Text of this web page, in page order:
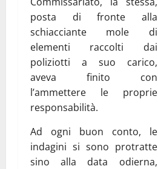
posta di fronte alla
schiacciante mole di
elementi raccolti dai
poliziotti a suo carico,
aveva finito con
l’ammettere le proprie
responsabilità.
Ad ogni buon conto, le
indagini si sono protratte
sino alla data odierna,